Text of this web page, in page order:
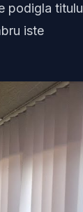
podigla titulu
iste